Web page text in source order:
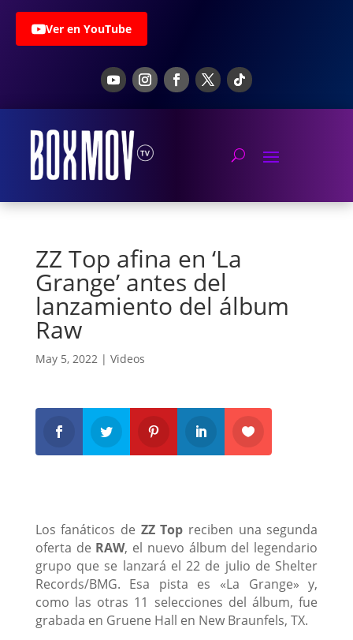
Ver en YouTube
ZZ Top afina en ‘La
Grange’ antes del
lanzamiento del álbum
Raw
May 5, 2022| Videos
Los fanáticos de ZZ Top reciben una segunda
oferta de RAW, el nuevo álbum del legendario
grupo que se lanzará el 22 de julio de Shelter
Records/BMG. Esa pista es «La Grange» y,
como las otras 11 selecciones del álbum, fue
grabada en Gruene Hall en New Braunfels, TX.